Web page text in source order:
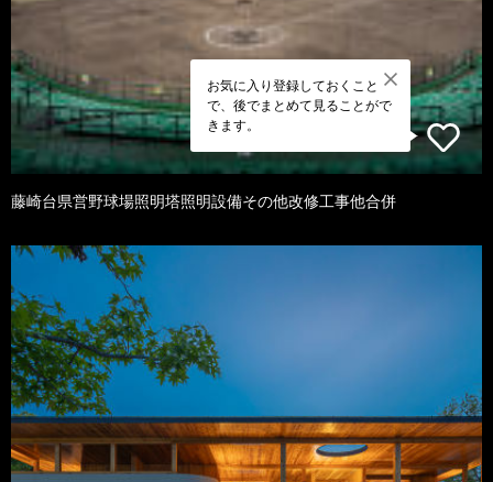
お気に入り登録しておくこと
で、後でまとめて見ることがで
きます。
藤崎台県営野球場照明塔照明設備その他改修工事他合併